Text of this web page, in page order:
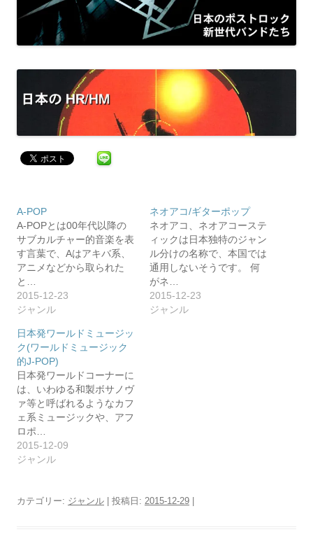
A-POP
A-POPとは00年代以降の
サブカルチャー的音楽を表
す言葉で、Aはアキバ系、
アニメなどから取られた
と…
2015-12-23
ジャンル
ネオアコ/ギターポップ
ネオアコ、ネオアコーステ
ィックは日本独特のジャン
ル分けの名称で、本国では
通用しないそうです。 何
がネ…
2015-12-23
ジャンル
日本発ワールドミュージッ
ク(ワールドミュージック
的J-POP)
日本発ワールドコーナーに
は、いわゆる和製ボサノヴ
ァ等と呼ばれるようなカフ
ェ系ミュージックや、アフ
ロポ…
2015-12-09
ジャンル
カテゴリー: ジャンル | 投稿日: 2015-12-29